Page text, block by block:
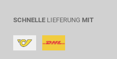
SCHNELLE LIEFERUNG MIT